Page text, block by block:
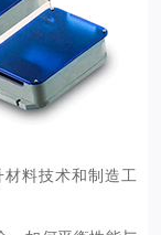
料技术和制造工